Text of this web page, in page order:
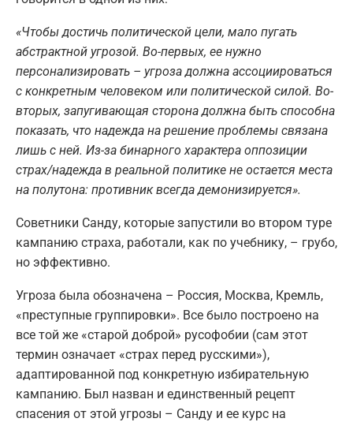
«Чтобы достичь политической цели, мало пугать
абстрактной угрозой. Во-первых, ее нужно
персонализировать – угроза должна ассоциироваться
с конкретным человеком или политической силой. Во-
вторых, запугивающая сторона должна быть способна
показать, что надежда на решение проблемы связана
лишь с ней. Из-за бинарного характера оппозиции
страх/надежда в реальной политике не остается места
на полутона: противник всегда демонизируется».
Советники Санду, которые запустили во втором туре
кампанию страха, работали, как по учебнику, – грубо,
но эффективно.
Угроза была обозначена – Россия, Москва, Кремль,
«преступные группировки». Все было построено на
все той же «старой доброй» русофобии (сам этот
термин означает «страх перед русскими»),
адаптированной под конкретную избирательную
кампанию. Был назван и единственный рецепт
спасения от этой угрозы – Санду и ее курс на